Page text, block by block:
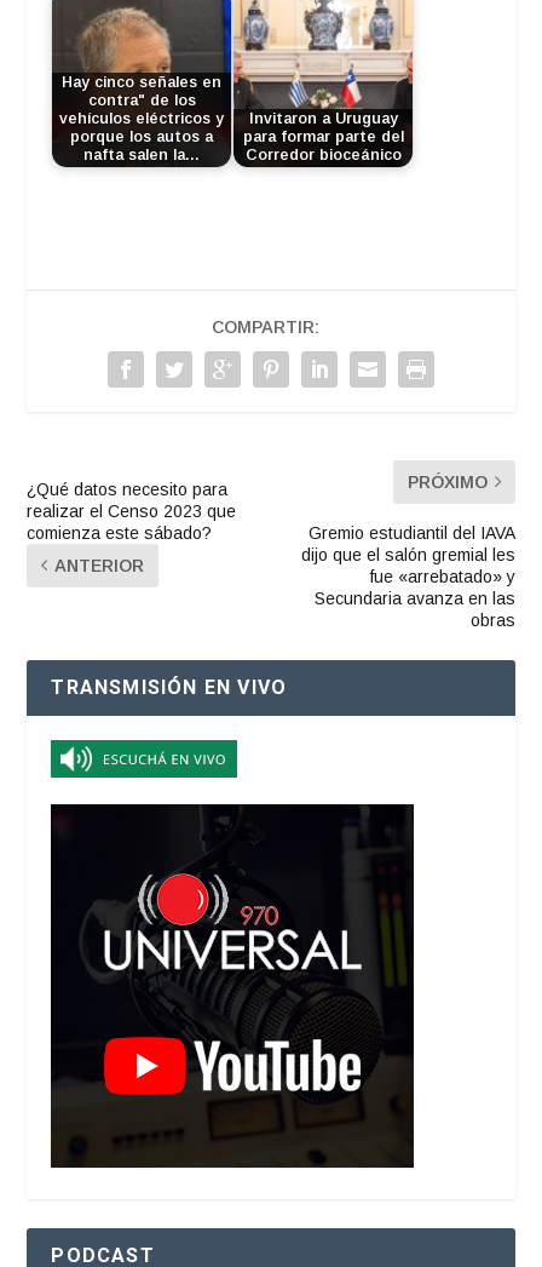
Hay cinco señales en
contra" de los
vehículos eléctricos y
porque los autos a
nafta salen la…
Invitaron a Uruguay
para formar parte del
Corredor bioceánico
COMPARTIR:
¿Qué datos necesito para
realizar el Censo 2023 que
comienza este sábado?
ANTERIOR
PRÓXIMO
Gremio estudiantil del IAVA
dijo que el salón gremial les
fue «arrebatado» y
Secundaria avanza en las
obras
TRANSMISIÓN EN VIVO
PODCAST